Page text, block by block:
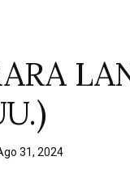
31, 2024